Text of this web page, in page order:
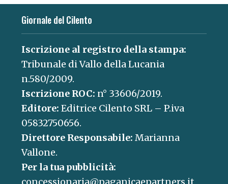
Giornale del Cilento
Iscrizione al registro della stampa:
Tribunale di Vallo della Lucania
n.580/2009.
Iscrizione ROC: n° 33606/2019.
Editore: Editrice Cilento SRL – P.iva
05832750656.
Direttore Responsabile: Marianna
Vallone.
Per la tua pubblicità: